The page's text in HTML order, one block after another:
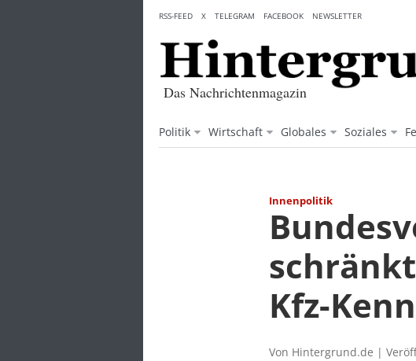
content
Das Nachrichtenmagazin
Politik Wirtschaft Globales Soziales
RSS-FEED X TELEGRAM FACEBOOK NEWSLETTER
Innenpolitik
Kfz-
Von Hintergrund.de |